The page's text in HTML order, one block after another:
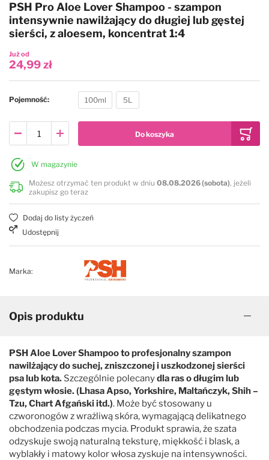
PSH Pro Aloe Lover Shampoo - szampon
intensywnie nawilżający do długiej lub gęstej
sierści, z aloesem, koncentrat 1:4
Już od
24,99 zł
Pojemność 100ml 5L
W magazynie
Możesz otrzymać ten produkt w dniu08.08.2026 (sobota), jeżeli
zakupisz go teraz
Dodaj do listy życzeń
Udostępnij
Marka:
Opis produktu
PSH Aloe Lover Shampoo to profesjonalny szampon
nawilżający do suchej, zniszczonej i uszkodzonej sierści
psa lub kota. Szczególnie polecanydla ras o długim lub
gęstym włosie. (Lhasa Apso, Yorkshire, Maltańczyk, Shih –
Tzu, Chart Afgański itd.). Może być stosowany u
czworonogów z wrażliwą skóra, wymagającą delikatnego
obchodzenia podczas mycia. Produkt sprawia, że szata
odzyskuje swoją naturalną teksturę, miękkość i blask, a
wyblakły i matowy kolor włosa zyskuje na intensywności.